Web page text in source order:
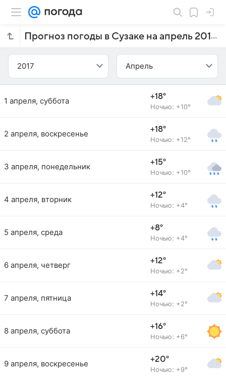
Прогноз погоды в Сузаке на апрель 2017 года
2017 Апрель
1 апреля, суббота +18°
Ночью: +10°
2 апреля, воскресенье +18°
Ночью: +12°
3 апреля, понедельник +15°
Ночью: +10°
4 апреля, вторник +12°
Ночью: +4°
5 апреля, среда +8°
Ночью: +4°
6 апреля, четверг +12°
Ночью: +2°
7 апреля, пятница +14°
Ночью: +2°
8 апреля, суббота +16°
Ночью: +6°
9 апреля, воскресенье +20°
Ночью: +9°